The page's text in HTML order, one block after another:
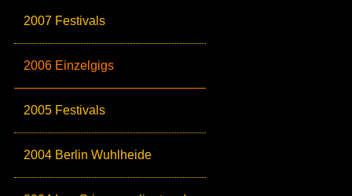
2007 Festivals
2006 Einzelgigs
2005 Festivals
2004 Berlin Wuhlheide